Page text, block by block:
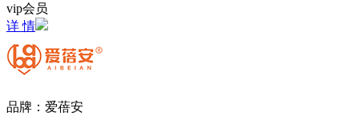
vip会员
详 情
品牌： 爱蓓安